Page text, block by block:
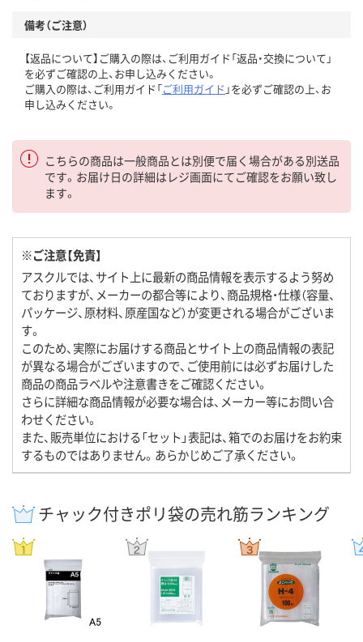
備考（ご注意）
【返品について】ご購入の際は、ご利用ガイド「返品・交換について」
を必ずご確認の上、お申し込みください。
ご購入の際は、ご利用ガイド「ご利用ガイド 」を必ずご確認の上、お
申し込みください。
こちらの商品は一般商品とは別便で届く場合がある別送品
です。お届け日の詳細はレジ画面にてご確認をお願い致し
ます。
※ご注意【免責】
アスクルでは、サイト上に最新の商品情報を表示するよう努め
ておりますが、メーカーの都合等により、商品規格・仕様（容量、
パッケージ、原材料、原産国など）が変更される場合がございま
す。
このため、実際にお届けする商品とサイト上の商品情報の表記
が異なる場合がございますので、ご使用前には必ずお届けした
商品の商品ラベルや注意書きをご確認ください。
さらに詳細な商品情報が必要な場合は、メーカー等にお問い合
わせください。
また、販売単位における「セット」表記は、箱でのお届けをお約束
するものではありません。あらかじめご了承ください。
チャック付きポリ袋の売れ筋ランキング